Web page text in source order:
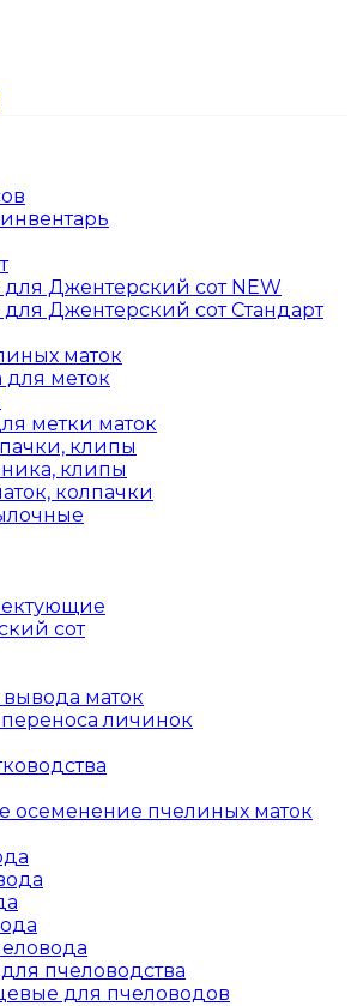
Джентерский сот NEW
Джентерский сот Стандарт
маток
для меток
метки маток
клипы
клипы
колпачки
сот
маток
личинок
осеменение пчелиных маток
пчеловодства
для пчеловодов